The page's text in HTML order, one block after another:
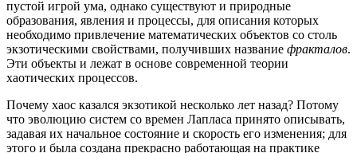
пустой игрой ума, однако существуют и природные
образования, явления и процессы, для описания которых
необходимо привлечение математических объектов со столь
экзотическими свойствами, получивших название фракталов.
Эти объекты и лежат в основе современной теории
хаотических процессов.
Почему хаос казался экзотикой несколько лет назад? Потому
что эволюцию систем со времен Лапласа принято описывать,
задавая их начальное состояние и скорость его изменения; для
этого и была создана прекрасно работающая на практике